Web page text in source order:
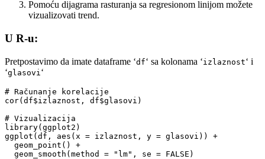
Pomoću dijagrama rasturanja sa regresionom linijom možete
vizualizovati trend.
U R-u:
Pretpostavimo da imate dataframe ‘df‘ sa kolonama ‘izlaznost‘ i
‘glasovi ‘
# Računanje korelacije
cor(df$izlaznost, df$glasovi)
# Vizualizacija
library(ggplot2)
ggplot(df, aes(x = izlaznost, y = glasovi)) +
geom_point() +
geom_smooth(method = "lm", se = FALSE)